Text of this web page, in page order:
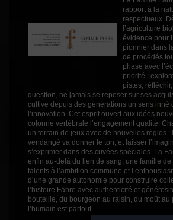
Cinsault
Syrah
Profil Fruité
Couleur Rouge
2023
75cl
Rayons
Vin 2021
Vin 2021
Vin 2021
rapport à la
respectueux.
l’agriculture
évidence pour
pionnier dans
de procédés
phase avec
priorité :
pistes,
question, ne jamais se reposer sur ses
cultive depuis des générations un sens inné
l’innovation. Cet esprit ouvert aux idées
colonne vertébrale l’engagement qualité.
un terrain de jeux avec de nouvelles règles :
vendangé va donner le ton, et laisser
s’exprimer dans des cuvées spéciales. La
enfin au-delà du lien de sang, une famille
talents à l’ambition commune et
d’une grande autonomie pour construire
l’histoire Fabre avec authenticité et
bouteille, du bourgeon au raisin, du moût au
l’humain est partout.